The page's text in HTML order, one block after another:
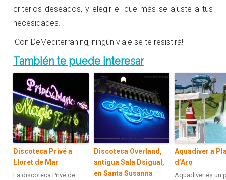
criterios deseados, y elegir el que más se ajuste a tus
necesidades.
¡Con DeMediterraning, ningún viaje se te resistirá!
También te puede interesar
Discoteca Privé a
Lloret de Mar
La discoteca Privé de
Discoteca Overland,
antigua Sala Dsigual,
en Santa Susanna
Aquadiver a
d’Aro
Aquadiver és un